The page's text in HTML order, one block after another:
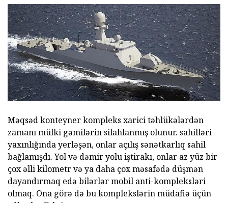
Məqsəd konteyner kompleks xarici təhlükələrdən
zamanı mülki gəmilərin silahlanmış olunur. sahilləri
yaxınlığında yerləşən, onlar açılış sənətkarlıq sahil
bağlamışdı. Yol və dəmir yolu iştirakı, onlar az yüz bir
çox əlli kilometr və ya daha çox məsafədə düşmən
dayandırmaq edə bilərlər mobil anti-kompleksləri
olmaq. Ona görə də bu komplekslərin müdafiə üçün